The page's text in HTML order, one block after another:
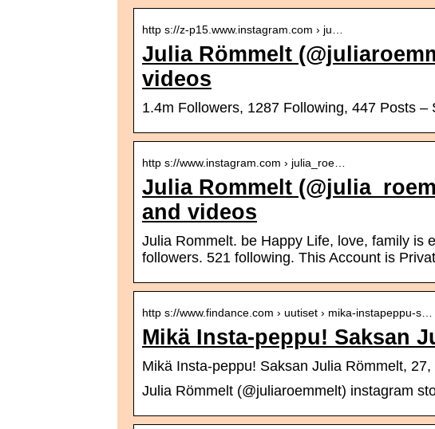
http s://z-p15.www.instagram.com › ju…
Julia Römmelt
videos
1.4m Followers, 1287 Following, 447 Posts
http s://www.instagram.com › julia_roe…
Julia Rommelt
and videos
Julia Rommelt. be Happy Life, love, family
followers. 521 following. This Account is
http s://www.findance.com › uutiset › mika-instapeppu-s…
Mikä Insta-peppu! Saksan
Mikä Insta-peppu! Saksan Julia Römmelt,
Julia Römmelt (@juliaroemmelt) instagram